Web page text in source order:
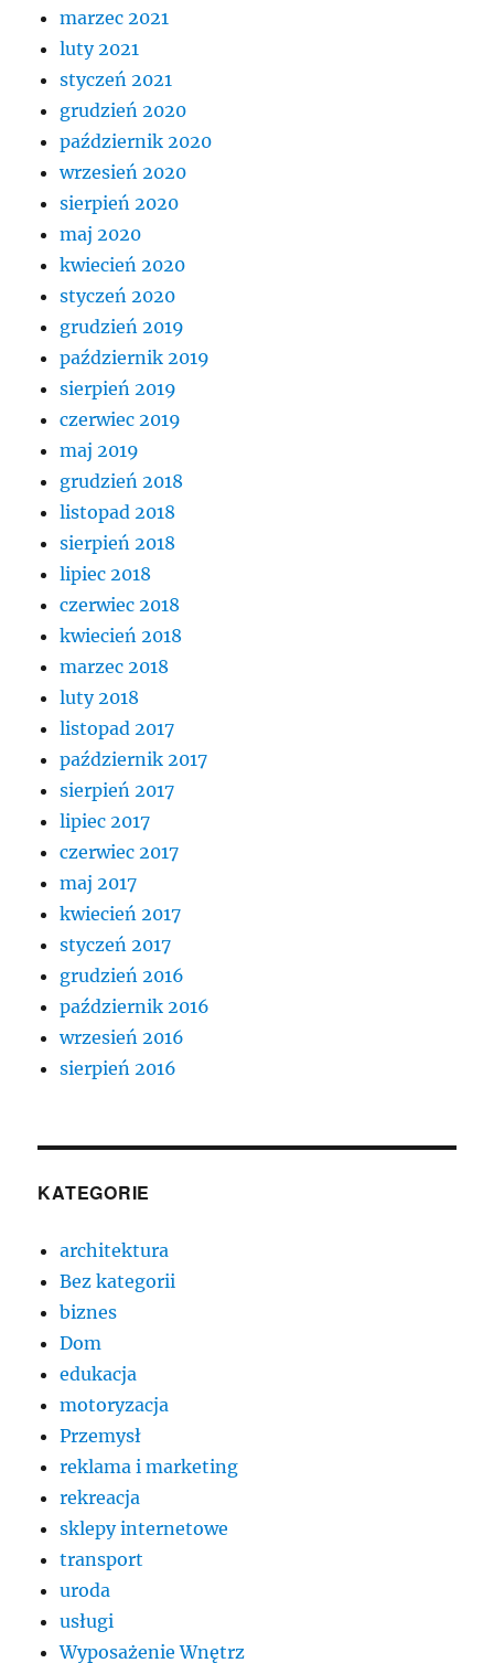
marzec 2021
luty 2021
styczeń 2021
grudzień 2020
październik 2020
wrzesień 2020
sierpień 2020
maj 2020
kwiecień 2020
styczeń 2020
grudzień 2019
październik 2019
sierpień 2019
czerwiec 2019
maj 2019
grudzień 2018
listopad 2018
sierpień 2018
lipiec 2018
czerwiec 2018
kwiecień 2018
marzec 2018
luty 2018
listopad 2017
październik 2017
sierpień 2017
lipiec 2017
czerwiec 2017
maj 2017
kwiecień 2017
styczeń 2017
grudzień 2016
październik 2016
wrzesień 2016
sierpień 2016
KATEGORIE
architektura
Bez kategorii
biznes
Dom
edukacja
motoryzacja
Przemysł
reklama i marketing
rekreacja
sklepy internetowe
transport
uroda
usługi
Wyposażenie Wnętrz